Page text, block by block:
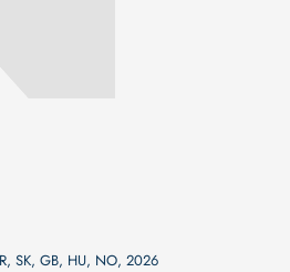
SK, GB, HU, NO, 2026